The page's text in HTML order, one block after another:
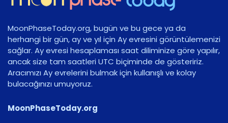
MoonPhaseToday.org, bugün ve bu gece ya da
herhangi bir gün, ay ve yıl için Ay evresini görüntülemenizi
sağlar. Ay evresi hesaplaması saat diliminize göre yapılır,
ancak size tam saatleri UTC biçiminde de gösteririz.
Aracımızı Ay evrelerini bulmak için kullanışlı ve kolay
bulacağınızı umuyoruz.
MoonPhaseToday.org